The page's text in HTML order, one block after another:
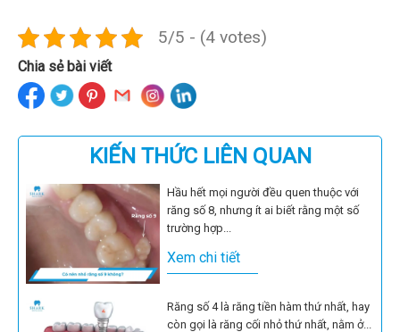
5/5 - (4 votes)
Chia sẻ bài viết
KIẾN THỨC LIÊN QUAN
Hầu hết mọi người đều quen thuộc với
răng số 8, nhưng ít ai biết rằng một số
trường hợp...
Xem chi tiết
Răng số 4 là răng tiền hàm thứ nhất, hay
còn gọi là răng cối nhỏ thứ nhất, nằm ở...